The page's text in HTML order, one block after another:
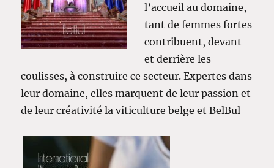
l’accueil au domaine,
tant de femmes fortes
contribuent, devant
et derrière les
coulisses, à construire ce secteur. Expertes dans
leur domaine, elles marquent de leur passion et
de leur créativité la viticulture belge et BelBul